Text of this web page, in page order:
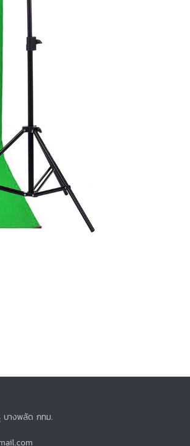
บางพลัด กทม.